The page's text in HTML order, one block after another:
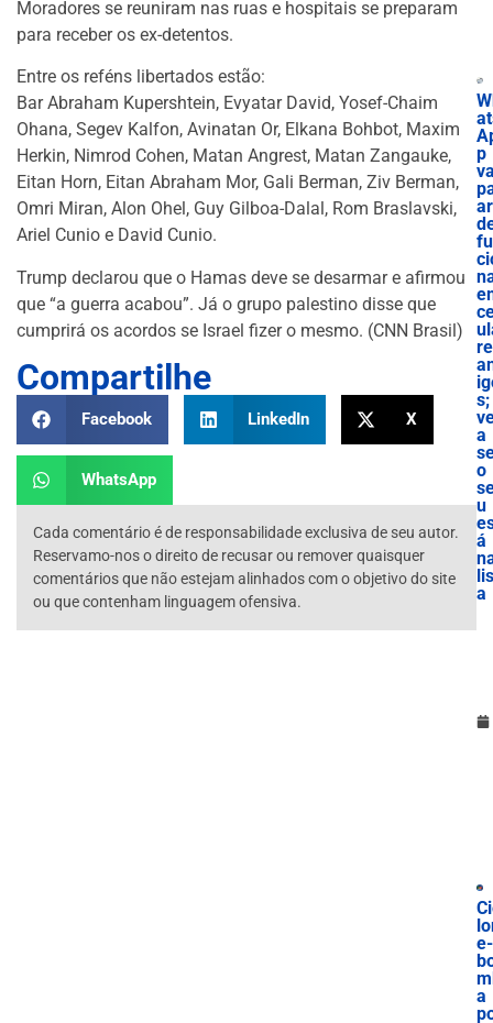
Moradores se reuniram nas ruas e hospitais se preparam
para receber os ex-detentos.
Entre os reféns libertados estão:
Bar Abraham Kupershtein, Evyatar David, Yosef-Chaim
Ohana, Segev Kalfon, Avinatan Or, Elkana Bohbot, Maxim
Herkin, Nimrod Cohen, Matan Angrest, Matan Zangauke,
Eitan Horn, Eitan Abraham Mor, Gali Berman, Ziv Berman,
Omri Miran, Alon Ohel, Guy Gilboa-Dalal, Rom Braslavski,
Ariel Cunio e David Cunio.
Trump declarou que o Hamas deve se desarmar e afirmou
que “a guerra acabou”. Já o grupo palestino disse que
cumprirá os acordos se Israel fizer o mesmo. (CNN Brasil)
Compartilhe
Facebook LinkedIn X
WhatsApp
Cada comentário é de responsabilidade exclusiva de seu autor.
Reservamo-nos o direito de recusar ou remover quaisquer
comentários que não estejam alinhados com o objetivo do site
ou que contenham linguagem ofensiva.
p
ar
s;
a
o
u
á
a
e-
a